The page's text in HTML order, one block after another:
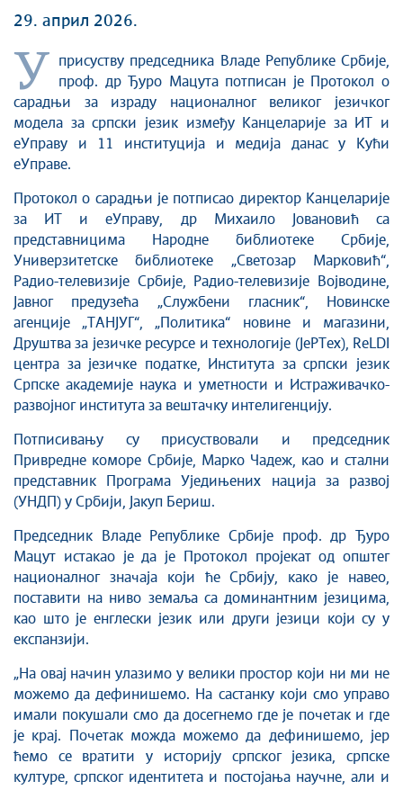
29. април 2026.
У
присуству председника Владе Републике Србије,
проф. др Ђуро Мацута потписан је Протокол о
сарадњи за израду националног великог језичког
модела за српски језик између Канцеларије за ИТ и
еУправу и 11 институција и медија данас у Кући
еУправе.
Протокол о сарадњи је потписао директор Канцеларије
за ИТ и еУправу, др Михаило Јовановић са
представницима Народне библиотеке Србије,
Универзитетске библиотеке „Светозар Марковић“,
Радио-телевизије Србије, Радио-телевизије Војводине,
Јавног предузећа „Службени гласник“, Новинске
агенције „ТАНЈУГ“, „Политика“ новине и магазини,
Друштва за језичке ресурсе и технологије (ЈеРТех), ReLDI
центра за језичке податке, Института за српски језик
Српске академије наука и уметности и Истраживачко-
развојног института за вештачку интелигенцију.
Потписивању су присуствовали и председник
Привредне коморе Србије, Марко Чадеж, као и стални
представник Програма Уједињених нација за развој
(УНДП) у Србији, Јакуп Бериш.
Председник Владе Републике Србије проф. др Ђуро
Мацут истакао је да је Протокол пројекат од општег
националног значаја који ће Србију, како је навео,
поставити на ниво земаља са доминантним језицима,
као што је енглески језик или други језици који су у
експанзији.
„На овај начин улазимо у велики простор који ни ми не
можемо да дефинишемо. На састанку који смо управо
имали покушали смо да досегнемо где је почетак и где
је крај. Почетак можда можемо да дефинишемо, јер
ћемо се вратити у историју српског језика, српске
културе, српског идентитета и постојања научне, али и